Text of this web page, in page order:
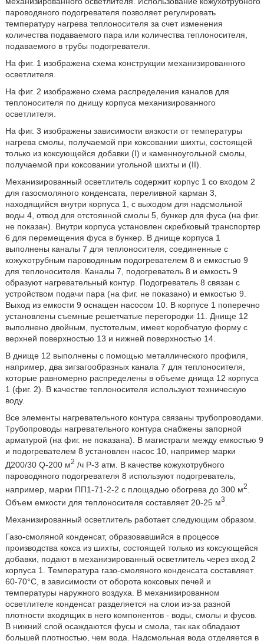
пароводяного подогревателя позволяет регулировать
температуру нагрева теплоносителя за счет изменения
количества подаваемого пара или количества теплоносителя,
подаваемого в трубы подогревателя.
На фиг. 1 изображена схема конструкции механизированного
осветлителя.
На фиг. 2 изображено схема распределения каналов для
теплоносителя по днищу корпуса механизированного
осветлителя.
На фиг. 3 изображены зависимости вязкости от температуры
нагрева смолы, получаемой при коксовании шихты, состоящей
только из коксующейся добавки (I) и каменноугольной смолы,
получаемой при коксовании угольной шихты и (II).
Механизированный осветлитель содержит корпус 1 со входом 2
для газосмоляного конденсата, переливной карман 3,
находящийся внутри корпуса 1, с выходом для надсмольной
воды 4, отвод для отстоянной смолы 5, бункер для фуса (на фиг.
не показан). Внутри корпуса установлен скребковый транспортер
6 для перемещения фуса в бункер. В днище корпуса 1
выполнены каналы 7 для теплоносителя, соединенные с
кожухотрубным пароводяным подогревателем 8 и емкостью 9
для теплоносителя. Каналы 7, подогреватель 8 и емкость 9
образуют нагревательный контур. Подогреватель 8 связан с
устройством подачи пара (на фиг. не показано) и емкостью 9.
Выход из емкости 9 оснащен насосом 10. В корпусе 1 поперечно
установлены съемные решетчатые перегородки 11. Днище 12
выполнено двойным, пустотелым, имеет коробчатую форму с
верхней поверхностью 13 и нижней поверхностью 14.
В днище 12 выполнены с помощью металлического профиля,
например, два зигзагообразных канала 7 для теплоносителя,
которые равномерно распределены в объеме днища 12 корпуса
1 (фиг. 2). В качестве теплоносителя используют техническую
воду.
Все элементы нагревательного контура связаны трубопроводами.
Трубопроводы нагревательного контура снабжены запорной
арматурой (на фиг. не показана). В магистрали между емкостью 9
и подогревателем 8 установлен насос 10, например марки
Д200/30 Q-200 м2 /ч P-3 атм. В качестве кожухотрубного
пароводяного подогревателя 8 используют подогреватель,
например, марки ПП1-71-2-2 с площадью обогрева до 300 м2
Объем емкости для теплоносителя составляет 20-25 м3
Механизированный осветлитель работает следующим образом.
Газо-смоляной конденсат, образовавшийся в процессе
производства кокса из шихты, состоящей только из коксующейся
добавки, подают в механизированный осветлитель через вход 2
корпуса 1. Температура газо-смоляного конденсата составляет
60-70°C, в зависимости от оборота коксовых печей и
температуры наружного воздуха. В механизированном
осветлителе конденсат разделяется на слои из-за разной
плотности входящих в него компонентов - воды, смолы и фусов.
В нижний слой осаждаются фусы и смола, так как обладают
большей плотностью, чем вода. Надсмольная вода отделяется в